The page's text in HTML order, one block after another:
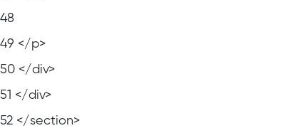
48
49 </p>
50 </div>
51 </div>
52 </section>